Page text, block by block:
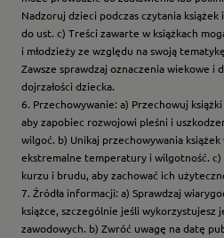
Nadzoruj dzieci podczas czytania książek
do ust. c) Treści zawarte w książkach
i młodzieży ze względu na swoją
Zawsze sprawdzaj oznaczenia wiekowe i
dojrzałości dziecka.
6. Przechowywanie: a) Przechowuj
aby zapobiec rozwojowi pleśni i
wilgoć. b) Unikaj przechowywania
ekstremalne temperatury i wilgotność. c)
kurzu i brudu, aby zachować ich
7. Źródła informacji: a) Sprawdzaj
książce, szczególnie jeśli wykorzystujesz
zawodowych. b) Zwróć uwagę na datę